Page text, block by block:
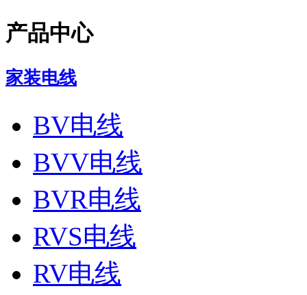
产品中心
家装电线
BV电线
BVV电线
BVR电线
RVS电线
RV电线